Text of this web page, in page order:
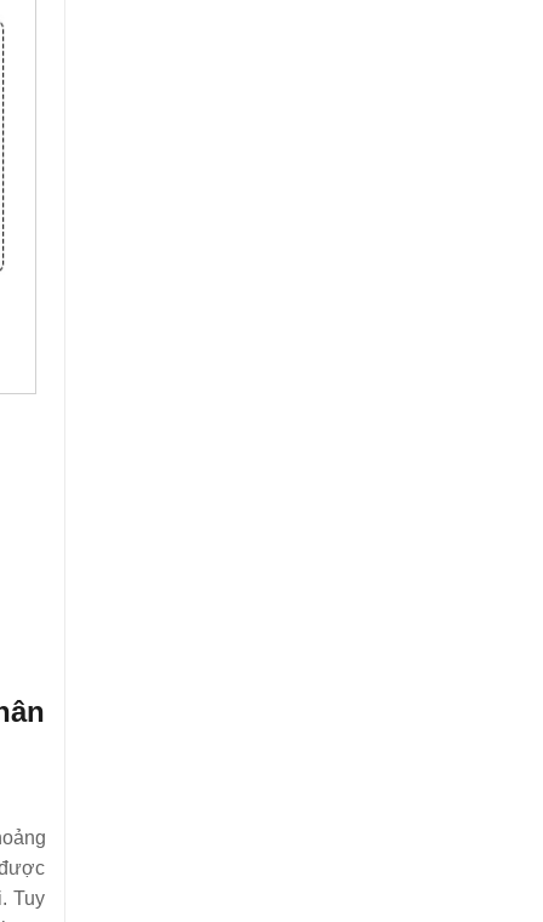
Tuy